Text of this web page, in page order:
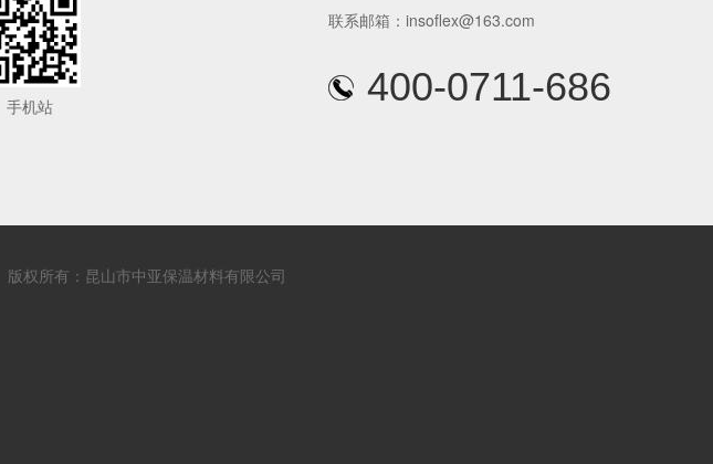
手机站
联系邮箱：insoflex@163.com
400-0711-686
版权所有：昆山市中亚保温材料有限公司